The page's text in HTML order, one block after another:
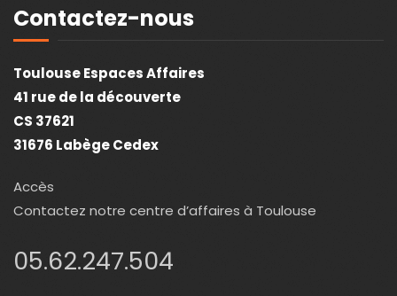
Contactez-nous
Toulouse Espaces Affaires
41 rue de la découverte
CS 37621
31676 Labège Cedex
Accès
Contactez notre centre d’affaires à Toulouse
05.62.247.504